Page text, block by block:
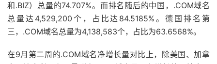
和.BIZ）总量的74.707%。而排名随后的中国，.COM域名
总量达4,529,200个，占比达84.5185%。德国排名第
三，.COM域名总量为4,138,583个，占比为63.6568%。
在9月第二周的.COM域名净增长量对比上，除美国、加拿